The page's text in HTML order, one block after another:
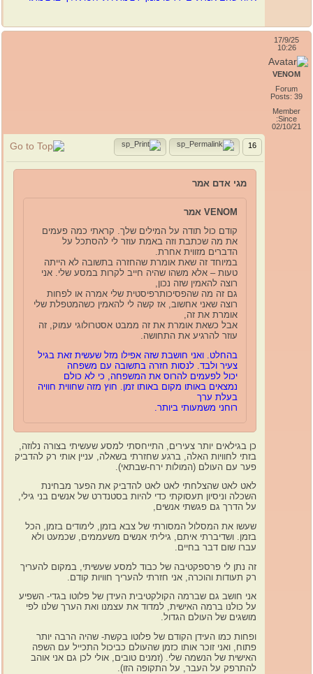
17/9/25
10:26
VENOM
Forum
Posts: 39
Member
Since:
02/10/21
16
מגי אדם אמר
VENOM אמר
קודם כול תודה על המילים שלך. קראתי כמה פעמים
את מה שכתבת וזה באמת עוזר לי להסתכל על
הדברים מזווית אחרת.
במיוחד זה שאת אומרת שהחזרה בתשובה לא הייתה
טעות – אלא משהו שהיה חייב לקרות במסע שלי. אני
רוצה להאמין שזה נכון,
גם זה מה שהפסיכותרפיסטית שלי אמרה או לפחות
רוצה שאני אחשוב, אז קשה לי להאמין כשהמטפלת שלי
אומרת את זה,
אבל כשאת אומרת את זה ממבט אסטרולוגי עמוק, זה
עוזר להרגיע את התחושה.
בהחלט. ואני חושבת שזה אפילו מזל שעשית זאת בגיל
צעיר ולבד. לנסות חזרה בתשובה עם משפחה
יכול לפעמים להרוס את המשפחה, כי לא כולם
נמצאים באותו מקום באותו זמן. חוץ מזה שחווית חוויה
בעלת ערך
רוחני משמעותי ביותר.
כן בגילאים יותר צעירים, התייחסתי למסע שעשיתי בצורה נלוזה,
בזתי לחוויות האלה, ברגע שחזרתי בשאלה, עניין אותי רק להדביק
פער עם העולם (המולות ירח-שבתאי).
לאט לאט שהצלחתי לאט לאט להדביק את הפער מבחינת
השכלה וניסיון תעסוקתי כדי להיות בסטנדרט של אנשים בני גילי,
על הדרך גם פגשתי אנשים,
שעשו את המסלול המסורתי של צבא בזמן, לימודים בזמן, הכל
בזמן. ושדיברתי איתם, גיליתי אנשים משעממים, שכמעט ולא
עברו שום דבר בחיים.
זה נתן לי פרספקטיבה של כבוד למסע שעשיתי, במקום להעריך
רק תעודות והוכרה, אני חזרתי להעריך חוויות קודם.
אני חושב גם שברמה הקולקטיבית העידן של פלוטו בגדי- השפיע
על כולנו ברמה האישית, למדוד את עצמנו ואת הערך שלנו לפי
מושגים של העולם הגדול.
ופחות כמו העידן הקודם של פלוטו בקשת- שהיה הרבה יותר
פתוח, ואני זוכר אותו כזמן שהעולם כביכול התכייל עם השפה
האישית של הנשמה שלי. (זמנים טובים, אולי לכן גם אני אוהב
להתרפק על העבר, על התקופה הזו).